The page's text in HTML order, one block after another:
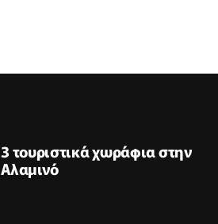
3 τουριστικά χωράφια στην
Αλαμινό